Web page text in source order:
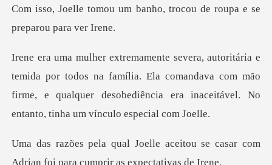
banho, trocou de roupa e s
odos na família. Ela comandava com mão
firme, e qualquer desobediênc
eitou se casar com
Adrian foi para